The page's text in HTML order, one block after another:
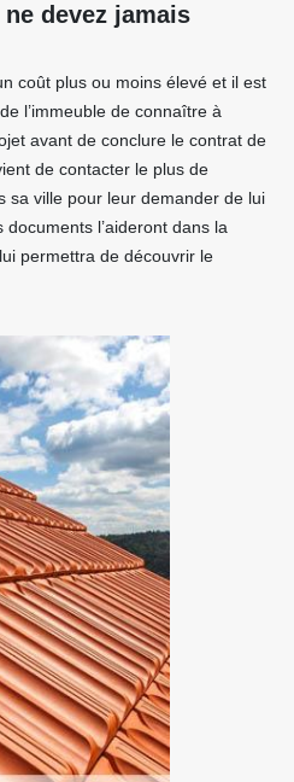
devez jamais
coût plus ou moins élevé et il est
l’immeuble de connaître à
avant de conclure le contrat de
de contacter le plus de
sa ville pour leur demander de lui
l’aideront dans la
permettra de découvrir le